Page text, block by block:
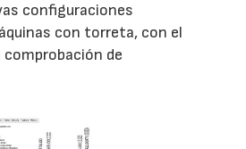
configuraciones
con torreta, con el
de